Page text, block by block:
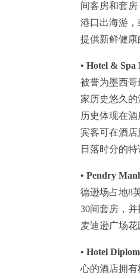
间客房和套
港口出海游
提供新鲜健康
• Hotel & Spa
被誉为墨西
家历史悠久的
历史体现在
宾客可在酒
日落时分的特
• Pendry
德逊场占地8
30间套房，并
麦迪逊广场
• Hotel
心的酒店拥有